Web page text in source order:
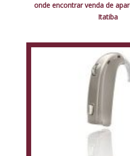
onde encontrar venda de
Itatiba